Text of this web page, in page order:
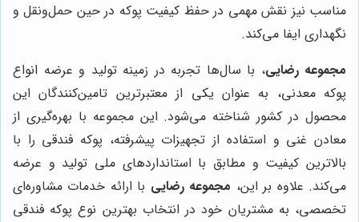
مناسب نیز نقش مهمی در حفظ کیفیت پوکه در حین حمل‌ونقل و
نگهداری ایفا می‌کند.
مجموعه رضایی، با سال‌ها تجربه در زمینه تولید و عرضه انواع
پوکه معدنی، به عنوان یکی از معتبرترین تامین‌کنندگان این
محصول در کشور شناخته می‌شود. این مجموعه با بهره‌گیری از
معادن غنی و استفاده از تجهیزات پیشرفته، پوکه فندقی را با
بالاترین کیفیت و مطابق با استانداردهای ملی تولید و عرضه
می‌کند. علاوه بر این، مجموعه رضایی با ارائه خدمات مشاوره‌ای
تخصصی، به مشتریان خود در انتخاب بهترین نوع پوکه فندقی